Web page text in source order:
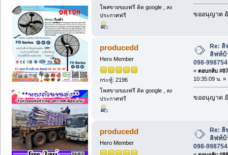
โพสขายของฟรี ติด google , ลง
ประกาศฟรี
ขออนุญาต
producedd
Hero Member
กระทู้: 2196
โพสขายของฟรี ติด google , ลง
ประกาศฟรี
Re:
ลิฟท์บ้
098-
« ตอบกลับ
10:35:09 น. »
ขออนุญาต
producedd
Hero Member
Re: ลิ
ลิฟท์บ้
098-